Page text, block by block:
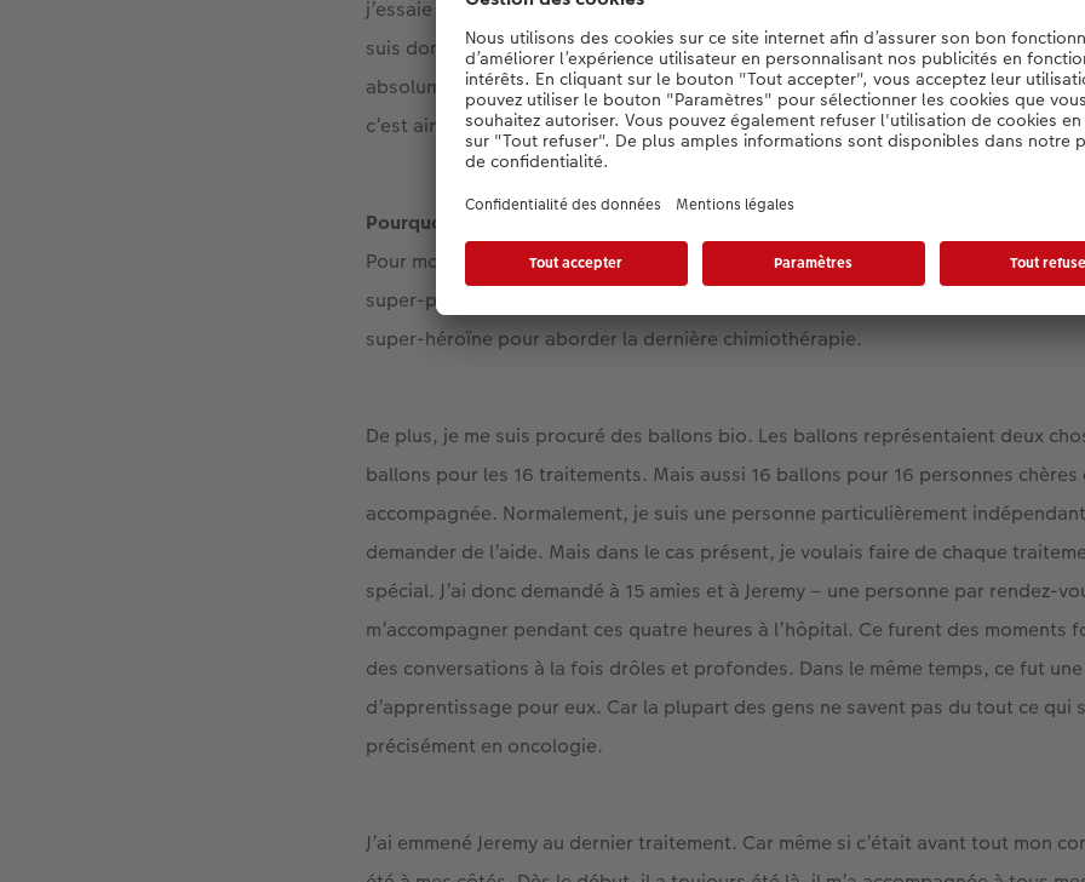
j’essaie toujours de trouver le positif, même quand il s’agit du diagnostic d’un
suis donc dit : « Bon, ça va être dur entre octobre et avril. Mais après cette
absolument faire la fête ». Je voulais faire quelque chose d’amusant et de
c’est ainsi qu’est née l’idée du costume.
Pourquoi as-tu choisi précisément ce costume ?
Pour moi, il représente le fait de surmonter une période très difficile. On
super-pouvoirs pour vaincre le cancer. C’était donc une décision évidente de
super-héroïne pour aborder la dernière chimiothérapie.
De plus, je me suis procuré des ballons bio. Les ballons représentaient deux
ballons pour les 16 traitements. Mais aussi 16 ballons pour 16 personnes chères
accompagnée. Normalement, je suis une personne particulièrement
demander de l’aide. Mais dans le cas présent, je voulais faire de chaque
spécial. J’ai donc demandé à 15 amies et à Jeremy – une personne par rendez-
m’accompagner pendant ces quatre heures à l’hôpital. Ce furent des moments
des conversations à la fois drôles et profondes. Dans le même temps, ce fut
d’apprentissage pour eux. Car la plupart des gens ne savent pas du tout ce qui
précisément en oncologie.
J’ai emmené Jeremy au dernier traitement. Car même si c’était avant tout mon